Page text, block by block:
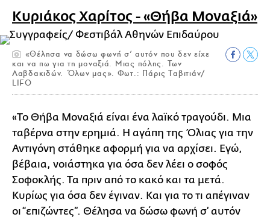
Κυριάκος Χαρίτος - «Θήβα Μοναξιά»
«Θέλησα να δώσω φωνή σ’ αυτόν που δεν είχε
και να πω για τη µοναξιά. Μιας πόλης. Των
Λαβδακιδών. Όλων μας». Φωτ.: Πάρις Ταβιτιάν/
LIFO
«Το Θήβα Μοναξιά είναι ένα λαϊκό τραγούδι. Μια
ταβέρνα στην ερημιά. Η αγάπη της Όλιας για την
Αντιγόνη στάθηκε αφορμή για να αρχίσει. Εγώ,
βέβαια, νοιάστηκα για όσα δεν λέει ο σοφός
Σοφοκλής. Τα πριν από το κακό και τα μετά.
Κυρίως για όσα δεν έγιναν. Και για το τι απέγιναν
οι “επιζώντες”. Θέλησα να δώσω φωνή σ’ αυτόν